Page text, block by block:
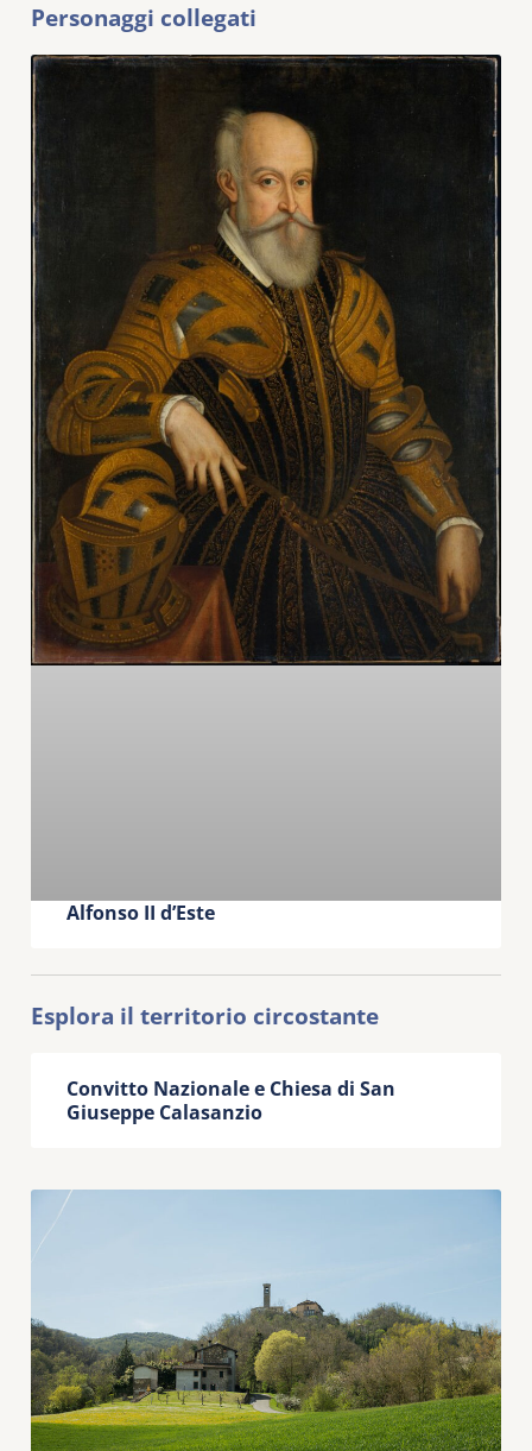
Personaggi collegati
Alfonso II d’Este
Esplora il territorio circostante
Convitto Nazionale e Chiesa di San
Giuseppe Calasanzio